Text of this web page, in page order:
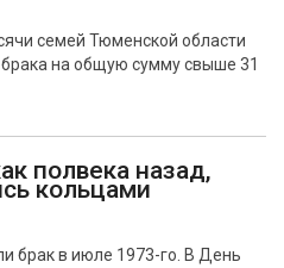
семей Тюменской области
на общую сумму свыше 31
полвека назад,
кольцами
брак в июле 1973-го. В День